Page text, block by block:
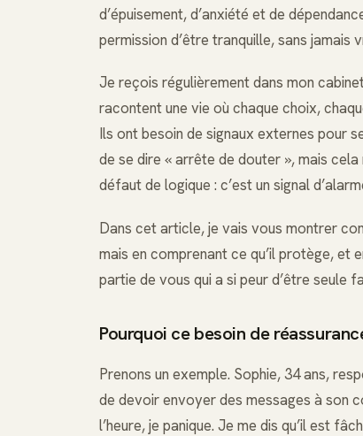
d’épuisement, d’anxiété et de
permission d’être tranquille, sans jamais
Je reçois régulièrement dans mon
racontent une vie où chaque choix,
Ils ont besoin de signaux externes pour
de se dire « arrête de douter », mais
défaut de logique : c’est un signal
Dans cet article, je vais vous montrer
mais en comprenant ce qu’il protège,
partie de vous qui a si peur d’être seule
Pourquoi ce besoin de
Prenons un exemple. Sophie, 34 ans,
de devoir envoyer des messages à son
l’heure, je panique. Je me dis qu’il est